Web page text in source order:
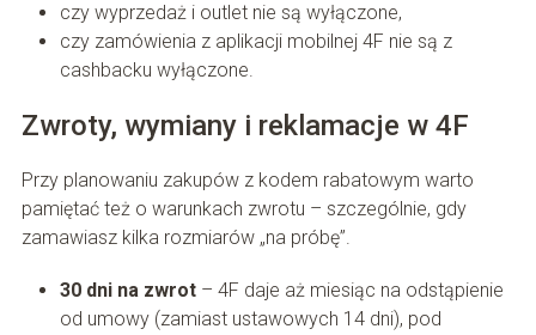
czy wyprzedaż i outlet nie są wyłączone,
czy zamówienia z aplikacji mobilnej 4F nie są z
cashbacku wyłączone.
Zwroty, wymiany i reklamacje w 4F
Przy planowaniu zakupów z kodem rabatowym warto
pamiętać też o warunkach zwrotu – szczególnie, gdy
zamawiasz kilka rozmiarów „na próbę”.
30 dni na zwrot– 4F daje aż miesiąc na odstąpienie
od umowy (zamiast ustawowych 14 dni), pod